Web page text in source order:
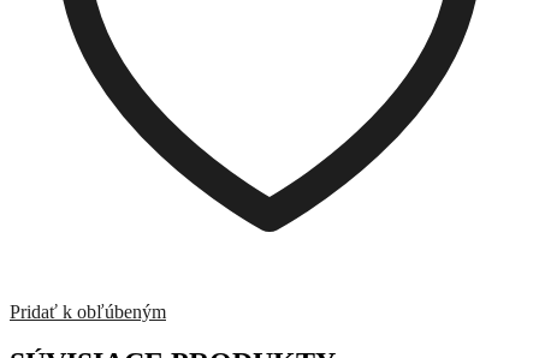
Pridať k obľúbeným